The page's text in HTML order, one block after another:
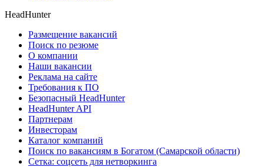
HeadHunter
Размещение вакансий
Поиск по резюме
О компании
Наши вакансии
Реклама на сайте
Требования к ПО
Безопасный HeadHunter
HeadHunter API
Партнерам
Инвесторам
Каталог компаний
Поиск по вакансиям в Богатом (Самарской области)
Сетка: соцсеть для нетворкинга